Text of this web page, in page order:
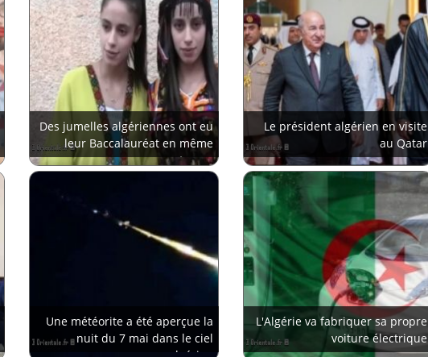
Des jumelles algériennes ont eu
leur Baccalauréat en même
temps
Le président algérien en visite
au Qatar
Une météorite a été aperçue la
nuit du 7 mai dans le ciel
L'Algérie va fabriquer sa propre
voiture électrique